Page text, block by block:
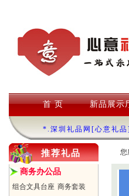
首 页 新品展示
*.深圳礼品网[心意礼
推荐礼品
商务办公品
组合文具台座 商务套装
您